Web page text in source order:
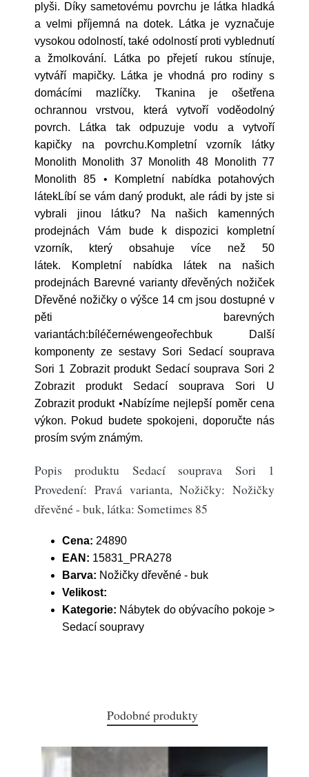
plyši. Díky sametovému povrchu je látka hladká
a velmi příjemná na dotek. Látka je vyznačuje
vysokou odolností, také odolností proti vyblednutí
a žmolkování. Látka po přejetí rukou stínuje,
vytváří mapičky. Látka je vhodná pro rodiny s
domácími mazlíčky. Tkanina je ošetřena
ochrannou vrstvou, která vytvoří voděodolný
povrch. Látka tak odpuzuje vodu a vytvoří
kapičky na povrchu.Kompletní vzorník látky
Monolith Monolith 37 Monolith 48 Monolith 77
Monolith 85 • Kompletní nabídka potahových
látekLíbí se vám daný produkt, ale rádi by jste si
vybrali jinou látku? Na našich kamenných
prodejnách Vám bude k dispozici kompletní
vzorník, který obsahuje více než 50
látek. Kompletní nabídka látek na našich
prodejnách Barevné varianty dřevěných nožiček
Dřevěné nožičky o výšce 14 cm jsou dostupné v
pěti barevných
variantách:bíléčernéwengeořechbuk Další
komponenty ze sestavy Sori Sedací souprava
Sori 1 Zobrazit produkt Sedací souprava Sori 2
Zobrazit produkt Sedací souprava Sori U
Zobrazit produkt •Nabízíme nejlepší poměr cena
výkon. Pokud budete spokojeni, doporučte nás
prosím svým známým.
Popis produktu Sedací souprava Sori 1
Provedení: Pravá varianta, Nožičky: Nožičky
dřevěné - buk, látka: Sometimes 85
Cena: 24890
EAN: 15831_PRA278
Barva: Nožičky dřevěné - buk
Velikost:
Kategorie: Nábytek do obývacího pokoje >
Sedací soupravy
Podobné produkty